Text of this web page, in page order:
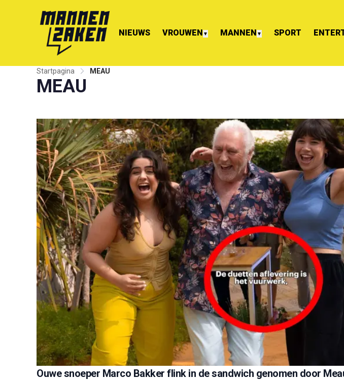
NIEUWS VROUWEN ▼ MANNEN ▼ SPORT
Startpagina MEAU
MEAU
Ouwe snoeper Marco Bakker flink in de sandwich genomen door